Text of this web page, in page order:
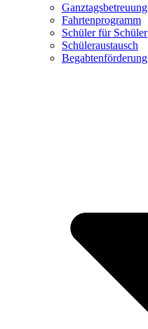
Ganztagsbetreuung
Fahrtenprogramm
Schüler für Schüler
Schüleraustausch
Begabtenförderung